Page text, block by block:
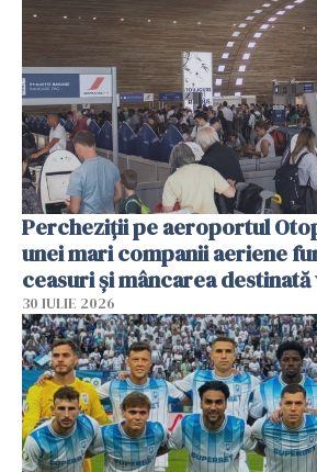
Percheziții pe aeroportul
unei mari companii aeriene
ceasuri și mâncarea
30 IULIE 2026